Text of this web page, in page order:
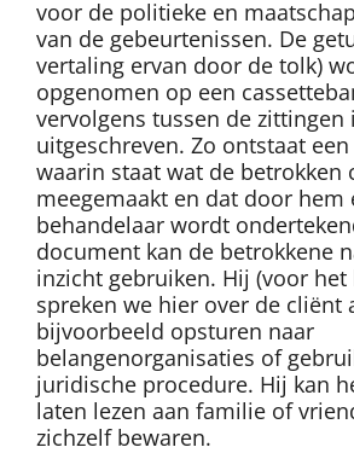
voor de politieke en
van de gebeurtenissen. De
vertaling ervan door de tolk)
opgenomen op een
vervolgens tussen de
uitgeschreven. Zo ontstaat een
waarin staat wat de betrokken
meegemaakt en dat door hem
behandelaar wordt
document kan de betrokkene
inzicht gebruiken. Hij (voor het
spreken we hier over de cliënt
bijvoorbeeld opsturen naar
belangenorganisaties of
juridische procedure. Hij kan
laten lezen aan familie of
zichzelf bewaren.